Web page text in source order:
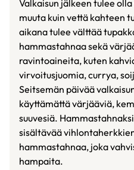
Valkaisun jälkeen tulee
muuta kuin vettä kahteen
aikana tulee välttää
hammastahnaa sekä
ravintoaineita, kuten
virvoitusjuomia, currya,
Seitsemän päivää
käyttämättä värjääviä,
suuvesiä.
sisältävää
hammastahnaa, joka
hampaita.